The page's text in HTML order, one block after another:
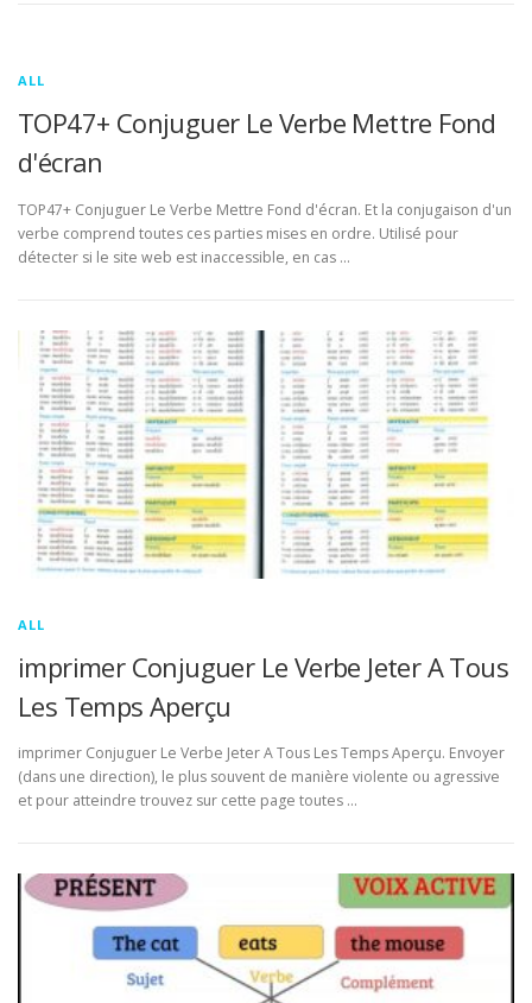
ALL
TOP47+ Conjuguer Le Verbe Mettre Fond
d'écran
TOP47+ Conjuguer Le Verbe Mettre Fond d'écran. Et la conjugaison d'un
verbe comprend toutes ces parties mises en ordre. Utilisé pour
détecter si le site web est inaccessible, en cas …
ALL
imprimer Conjuguer Le Verbe Jeter A Tous
Les Temps Aperçu
imprimer Conjuguer Le Verbe Jeter A Tous Les Temps Aperçu. Envoyer
(dans une direction), le plus souvent de manière violente ou agressive
et pour atteindre trouvez sur cette page toutes …